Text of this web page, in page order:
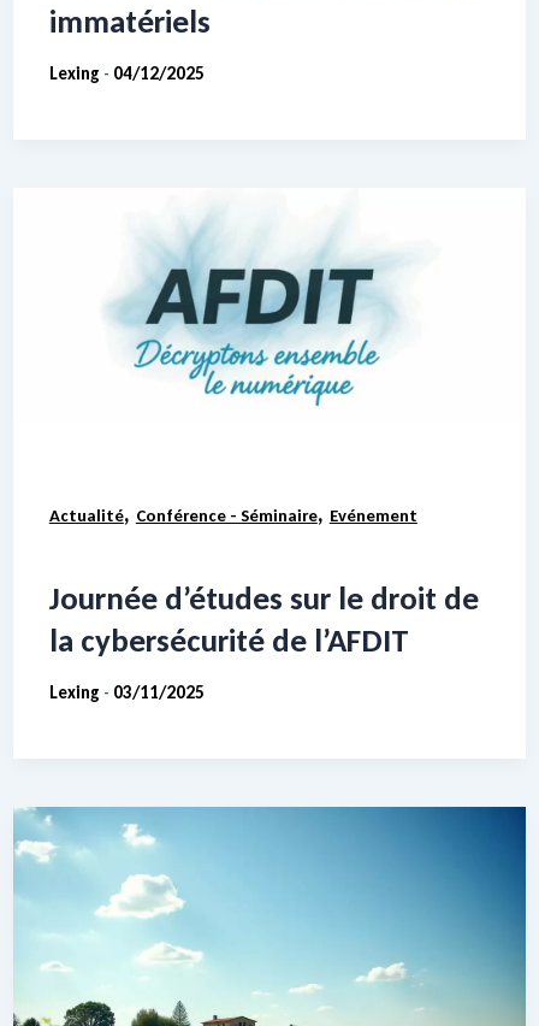
immatériels
Lexing - 04/12/2025
Actualité, Conférence - Séminaire, Evénement
Journée d’études sur le droit de
la cybersécurité de l’AFDIT
Lexing - 03/11/2025